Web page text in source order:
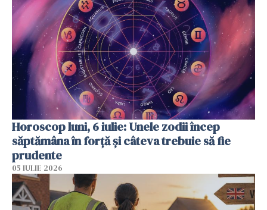
Horoscop luni, 6 iulie: Unele zodii încep
săptămâna în forță și câteva trebuie să fie
prudente
05 IULIE 2026